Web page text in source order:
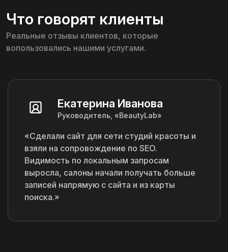
Что говорят клиенты
Реальные отзывы клиентов, которые
вопользовались нашими услугами.
Екатерина Иванова
Руководитель, «BeautyLab»
«Сделали сайт для сети студий красоты и
взяли на сопровождение по SEO.
Видимость по локальным запросам
выросла, салоны начали получать больше
записей напрямую с сайта и из карты
поиска.»